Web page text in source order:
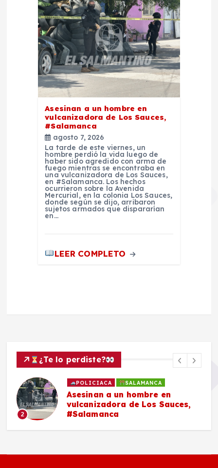
Asesinan a un hombre en
vulcanizadora de Los Sauces,
#Salamanca
agosto 7, 2026
La tarde de este viernes, un
hombre perdió la vida luego de
haber sido agredido con arma de
fuego mientras se encontraba en
una vulcanizadora de Los Sauces,
en #Salamanca. Los hechos
ocurrieron sobre la Avenida
Mercurial, en la colonia Los Sauces,
donde según se dijo, arribaron
sujetos armados que dispararían
en…
LEER COMPLETO
¿Te lo perdiste?
2
POLICIACA SALAMANCA
Asesinan a un hombre en
vulcanizadora de Los Sauces,
#Salamanca